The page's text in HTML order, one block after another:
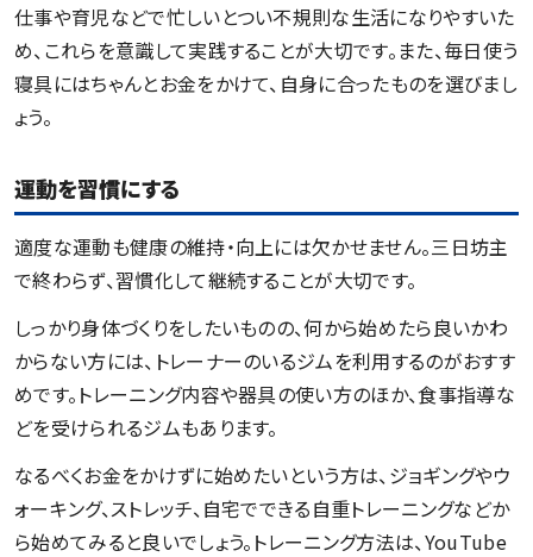
仕事や育児などで忙しいとつい不規則な生活になりやすいた
め、これらを意識して実践することが大切です。また、毎日使う
寝具にはちゃんとお金をかけて、自身に合ったものを選びまし
ょう。
運動を習慣にする
適度な運動も健康の維持・向上には欠かせません。三日坊主
で終わらず、習慣化して継続することが大切です。
しっかり身体づくりをしたいものの、何から始めたら良いかわ
からない方には、トレーナーのいるジムを利用するのがおすす
めです。トレーニング内容や器具の使い方のほか、食事指導な
どを受けられるジムもあります。
なるべくお金をかけずに始めたいという方は、ジョギングやウ
ォーキング、ストレッチ、自宅でできる自重トレーニングなどか
ら始めてみると良いでしょう。トレーニング方法は、YouTube